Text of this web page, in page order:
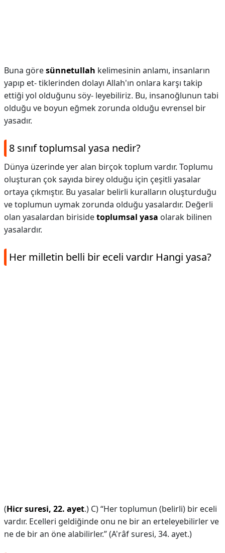
Buna göresünnetullah kelimesinin anlamı, insanların
yapıp et- tiklerinden dolayı Allah'ın onlara karşı takip
ettiği yol olduğunu söy- leyebiliriz. Bu, insanoğlunun tabi
olduğu ve boyun eğmek zorunda olduğu evrensel bir
yasadır.
8 sınıf toplumsal yasa nedir?
Dünya üzerinde yer alan birçok toplum vardır. Toplumu
oluşturan çok sayıda birey olduğu için çeşitli yasalar
ortaya çıkmıştır. Bu yasalar belirli kuralların oluşturduğu
ve toplumun uymak zorunda olduğu yasalardır. Değerli
olan yasalardan birisidetoplumsal yasa olarak bilinen
yasalardır.
Her milletin belli bir eceli vardır Hangi yasa?
(Hicr suresi, 22. ayet.) C) “Her toplumun (belirli) bir eceli
vardır. Ecelleri geldiğinde onu ne bir an erteleyebilirler ve
ne de bir an öne alabilirler.” (A'râf suresi, 34. ayet.)